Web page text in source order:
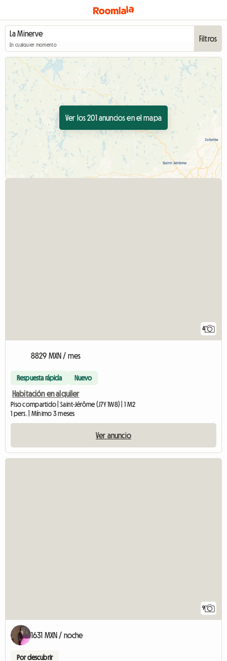
En cualquier momento
Filtros
Ver los 201 anuncios en el mapa
4
8829 MXN / mes
Respuesta rápida Nuevo
Habitación en alquiler
Piso compartido | Saint-Jérôme (J7Y 1W8) | 1 M2
1 pers. | Mínimo 3 meses
Ver anuncio
9
1631 MXN / noche
Por descubrir